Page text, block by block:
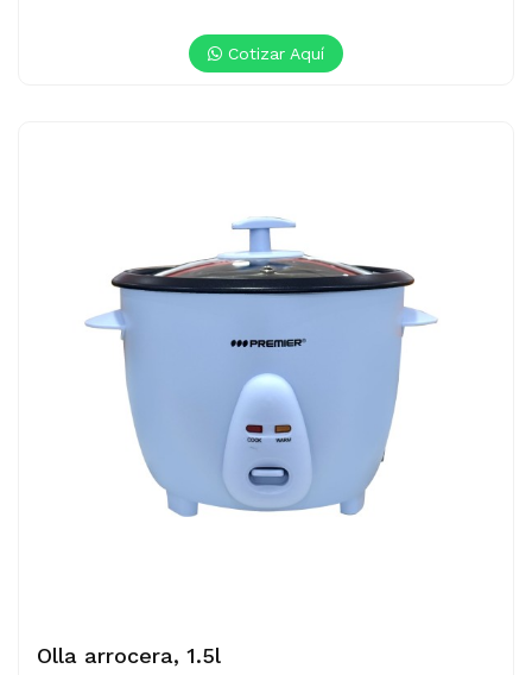
Cotizar Aquí
Olla arrocera, 1.5l